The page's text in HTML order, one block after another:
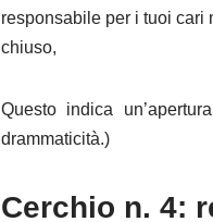
responsabile per i tuoi cari
chiuso,
Questo indica
drammaticità.)
Cerchio n. 4: